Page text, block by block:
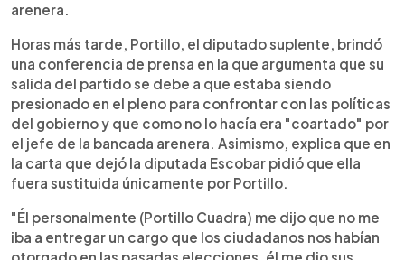
arenera.
Horas más tarde, Portillo, el diputado suplente, brindó
una conferencia de prensa en la que argumenta que su
salida del partido se debe a que estaba siendo
presionado en el pleno para confrontar con las políticas
del gobierno y que como no lo hacía era "coartado" por
el jefe de la bancada arenera. Asimismo, explica que en
la carta que dejó la diputada Escobar pidió que ella
fuera sustituida únicamente por Portillo.
"Él personalmente (Portillo Cuadra) me dijo que no me
iba a entregar un cargo que los ciudadanos nos habían